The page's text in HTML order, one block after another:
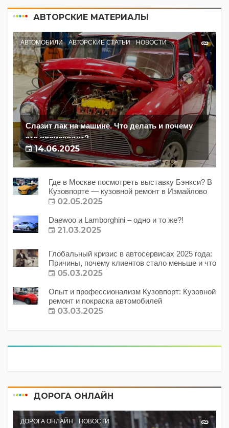
АВТОРСКИЕ МАТЕРИАЛЫ
АВТОМОБИЛИ АВТОРСКИЕ СТАТЬИ НОВОСТИ
Слазит лак на машине. Что делать и почему
это происходит?
14.06.2025
Где в Москве посмотреть выставку Бэнкси? В
Кузовпорте — кузовной ремонт в Измайлово
02.05.2025
Daewoo и Lamborghini – одно и то же?!
21.03.2025
Глобальный кризис в автосервисах 2025 года:
Причины, почему клиентов стало меньше и что
с этим делать?
05.03.2025
Опыт и профессионализм Кузовпорт: Кузовной
ремонт и покраска автомобилей
03.03.2025
ДОРОГА ОНЛАЙН
ДОРОГА ОНЛАЙН НОВОСТИ